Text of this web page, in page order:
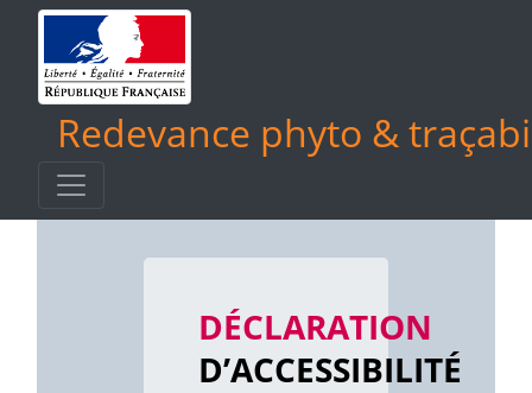
Redevance phyto &
DÉCLARATION
D’ACCESSIBILITÉ